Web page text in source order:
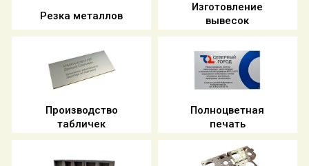
Резка металлов
Изготовление
вывесок
Производство
табличек
Полноцветная
печать